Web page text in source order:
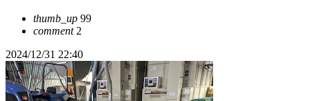
thumb_up 99
comment2
2024/12/31 22:40